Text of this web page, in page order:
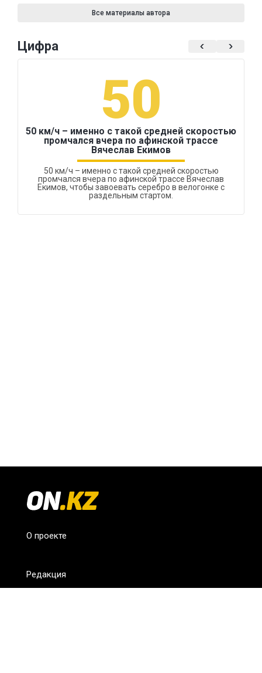
Все материалы автора
Цифра
50
50 км/ч – именно с такой средней скоростью
промчался вчера по афинской трассе
Вячеслав Екимов
50 км/ч – именно с такой средней скоростью
промчался вчера по афинской трассе Вячеслав
Екимов, чтобы завоевать серебро в велогонке с
раздельным стартом.
О проекте
Редакция